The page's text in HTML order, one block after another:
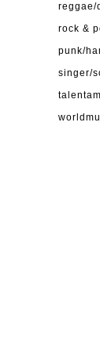
reggae/
rock &
punk/
singer/